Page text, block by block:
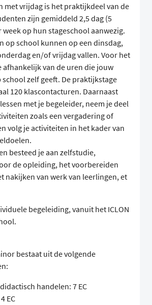
met vrijdag is het praktijkdeel van de
zijn gemiddeld 2,5 dag (5
op hun stageschool aanwezig.
op school kunnen op een dinsdag,
en/of vrijdag vallen. Voor het
afhankelijk van de uren die jouw
zelf geeft. De praktijkstage
120 klascontacturen. Daarnaast
met je begeleider, neem je deel
zoals een vergadering of
volg je activiteiten in het kader van
besteed je aan zelfstudie,
de opleiding, het voorbereiden
nakijken van werk van leerlingen, et
begeleiding, vanuit het ICLON
bestaat uit de volgende
handelen: 7 EC
EC